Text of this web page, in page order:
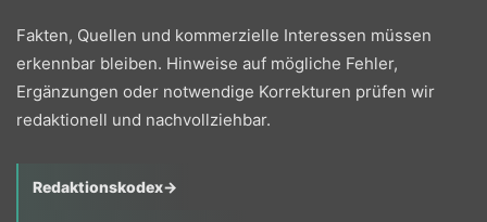
Fakten, Quellen und kommerzielle Interessen müssen
erkennbar bleiben. Hinweise auf mögliche Fehler,
Ergänzungen oder notwendige Korrekturen prüfen wir
redaktionell und nachvollziehbar.
Redaktionskodex→